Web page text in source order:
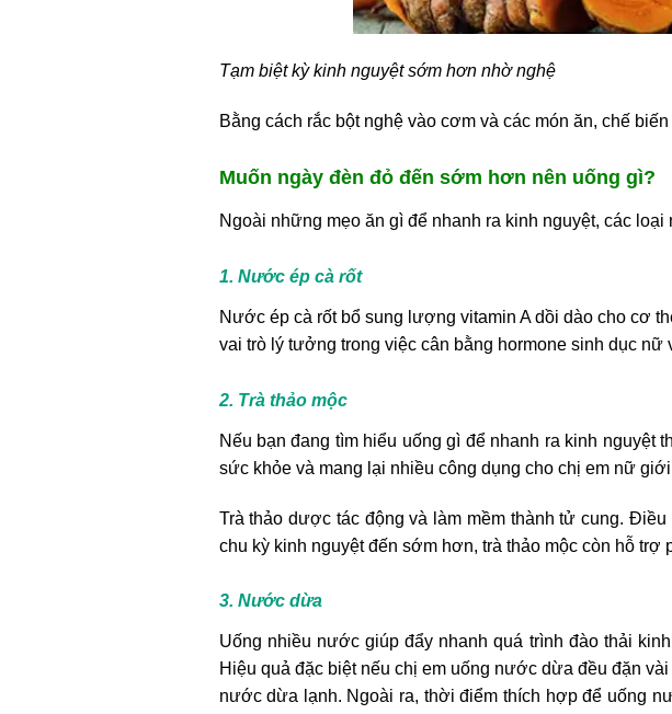
Tạm biệt kỳ kinh nguyệt sớm hơn nhờ nghệ
Bằng cách rắc bột nghệ vào cơm và các món ăn, chế
Muốn ngày đèn đỏ đến sớm hơn nên uống gì?
Ngoài những mẹo ăn gì để nhanh ra kinh nguyệt, các
1. Nước ép cà rốt
Nước ép cà rốt bổ sung lượng vitamin A dồi dào cho cơ
vai trò lý tưởng trong việc cân bằng hormone sinh dục nữ
2. Trà thảo mộc
Nếu bạn đang tìm hiểu uống gì để nhanh ra kinh
sức khỏe và mang lại nhiều công dụng cho chị em nữ
Trà thảo dược tác động và làm mềm thành tử cung.
chu kỳ kinh nguyệt đến sớm hơn, trà thảo mộc còn hỗ
3. Nước dừa
Uống nhiều nước giúp đẩy nhanh quá trình đào thải
Hiệu quả đặc biệt nếu chị em uống nước dừa đều đặn
nước dừa lạnh. Ngoài ra, thời điểm thích hợp để uống